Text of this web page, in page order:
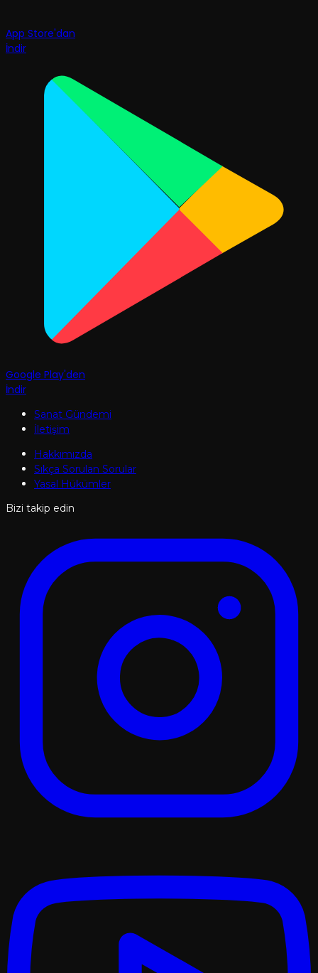
App Store'dan
İndir
Google Play'den
İndir
Sanat Gündemi
İletişim
Hakkımızda
Sıkça Sorulan Sorular
Yasal Hükümler
Bizi takip edin